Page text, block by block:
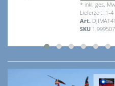
* inkl. ges.
Lieferzeit: 1-4
Art.
SKU